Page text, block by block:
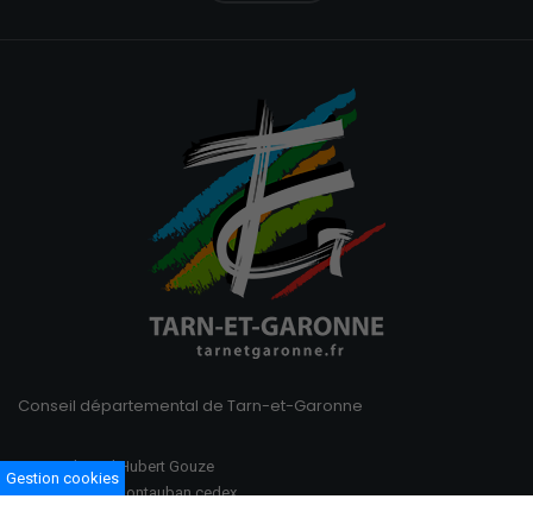
Conseil départemental de Tarn-et-Garonne
100 Boulevard Hubert Gouze
BP 783 82013 Montauban cedex
Gestion cookies